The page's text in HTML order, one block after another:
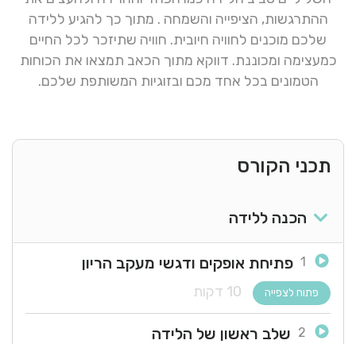
ההתרגשות, הציפייה והשמחה . מתוך כך להגיע ללידה
שלכם מוכנים לחוויה חיובית. חוויה שתיזכר לכל החיים
כמעצימה ומכוננת. דווקא מתוך הכאב תמצאו את הכוחות
הטמונים בכל אחד מכם ובזוגיות המשותפת שלכם.
תכני הקורס
הכנה ללידה
1 פתיחת אופקים ודגשי מעקב הריון
פתוח לצפייה
2 שלב ראשון של הלידה